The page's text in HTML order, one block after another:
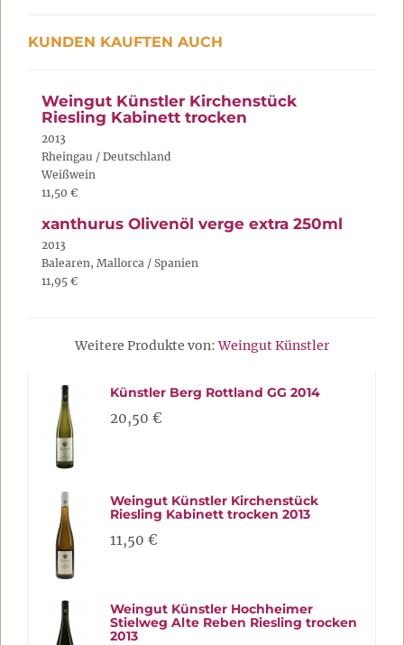
KUNDEN KAUFTEN AUCH
Weingut Künstler Kirchenstück
Riesling Kabinett trocken
2013
Rheingau / Deutschland
Weißwein
11,50 €
xanthurus Olivenöl verge extra 250ml
2013
Balearen, Mallorca / Spanien
11,95 €
Weitere Produkte von:Weingut Künstler
Künstler Berg Rottland GG 2014
20,50 €
Weingut Künstler Kirchenstück
Riesling Kabinett trocken 2013
11,50 €
Weingut Künstler Hochheimer
Stielweg Alte Reben Riesling trocken
2013